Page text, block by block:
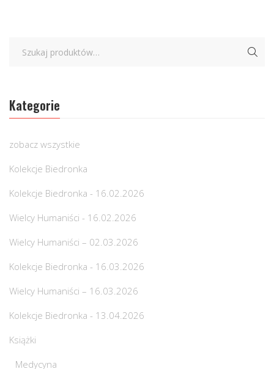
Kategorie
zobacz wszystkie
Kolekcje Biedronka
Kolekcje Biedronka - 16.02.2026
Wielcy Humaniści - 16.02.2026
Wielcy Humaniści – 02.03.2026
Kolekcje Biedronka - 16.03.2026
Wielcy Humaniści – 16.03.2026
Kolekcje Biedronka - 13.04.2026
Książki
Medycyna